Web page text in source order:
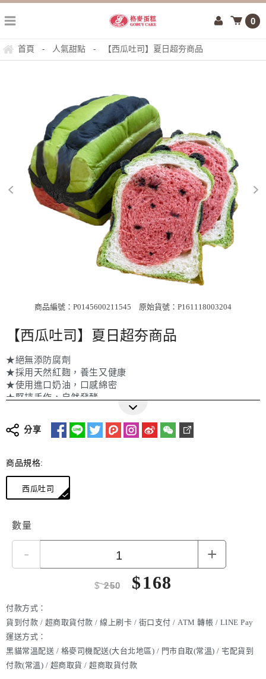
0
首頁 - 人氣甜點 - 【西瓜吐司】夏日超夯商品
商品編號：P0145600211545 原始貨號：P161118003204
【西瓜吐司】夏日超夯商品
★絕無添防腐劑
★採用天然紅麴，養生又健康
★使用進口奶油，口感綿密
★堅持手作，自然發酵
分享
商品規格:
西瓜吐司
數量
- +
$250 $168
付款方式：
貨到付款 / 超商取貨付款 / 線上刷卡 / 街口支付 / ATM 轉帳 / LINE Pay
運送方式：
黑貓常溫配送 / 格麥司機配送(大台北地區) / 門市自取(常溫) / 宅配貨到
付款(常溫) / 超商取貨 / 超商取貨付款